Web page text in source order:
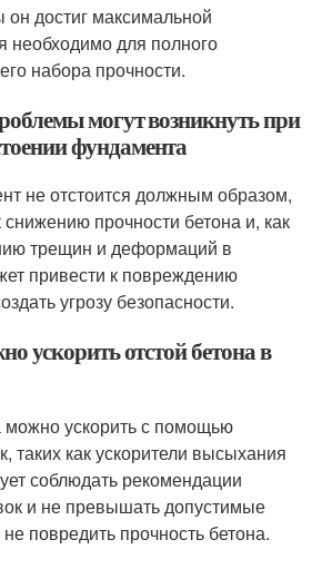
достиг максимальной
необходимо для полного
набора прочности.
могут возникнуть при
фундамента
не отстоится должным образом,
прочности бетона и, как
трещин и деформаций в
привести к повреждению
угрозу безопасности.
ускорить отстой бетона в
можно ускорить с помощью
таких как ускорители высыхания
соблюдать рекомендации
и не превышать допустимые
повредить прочность бетона.